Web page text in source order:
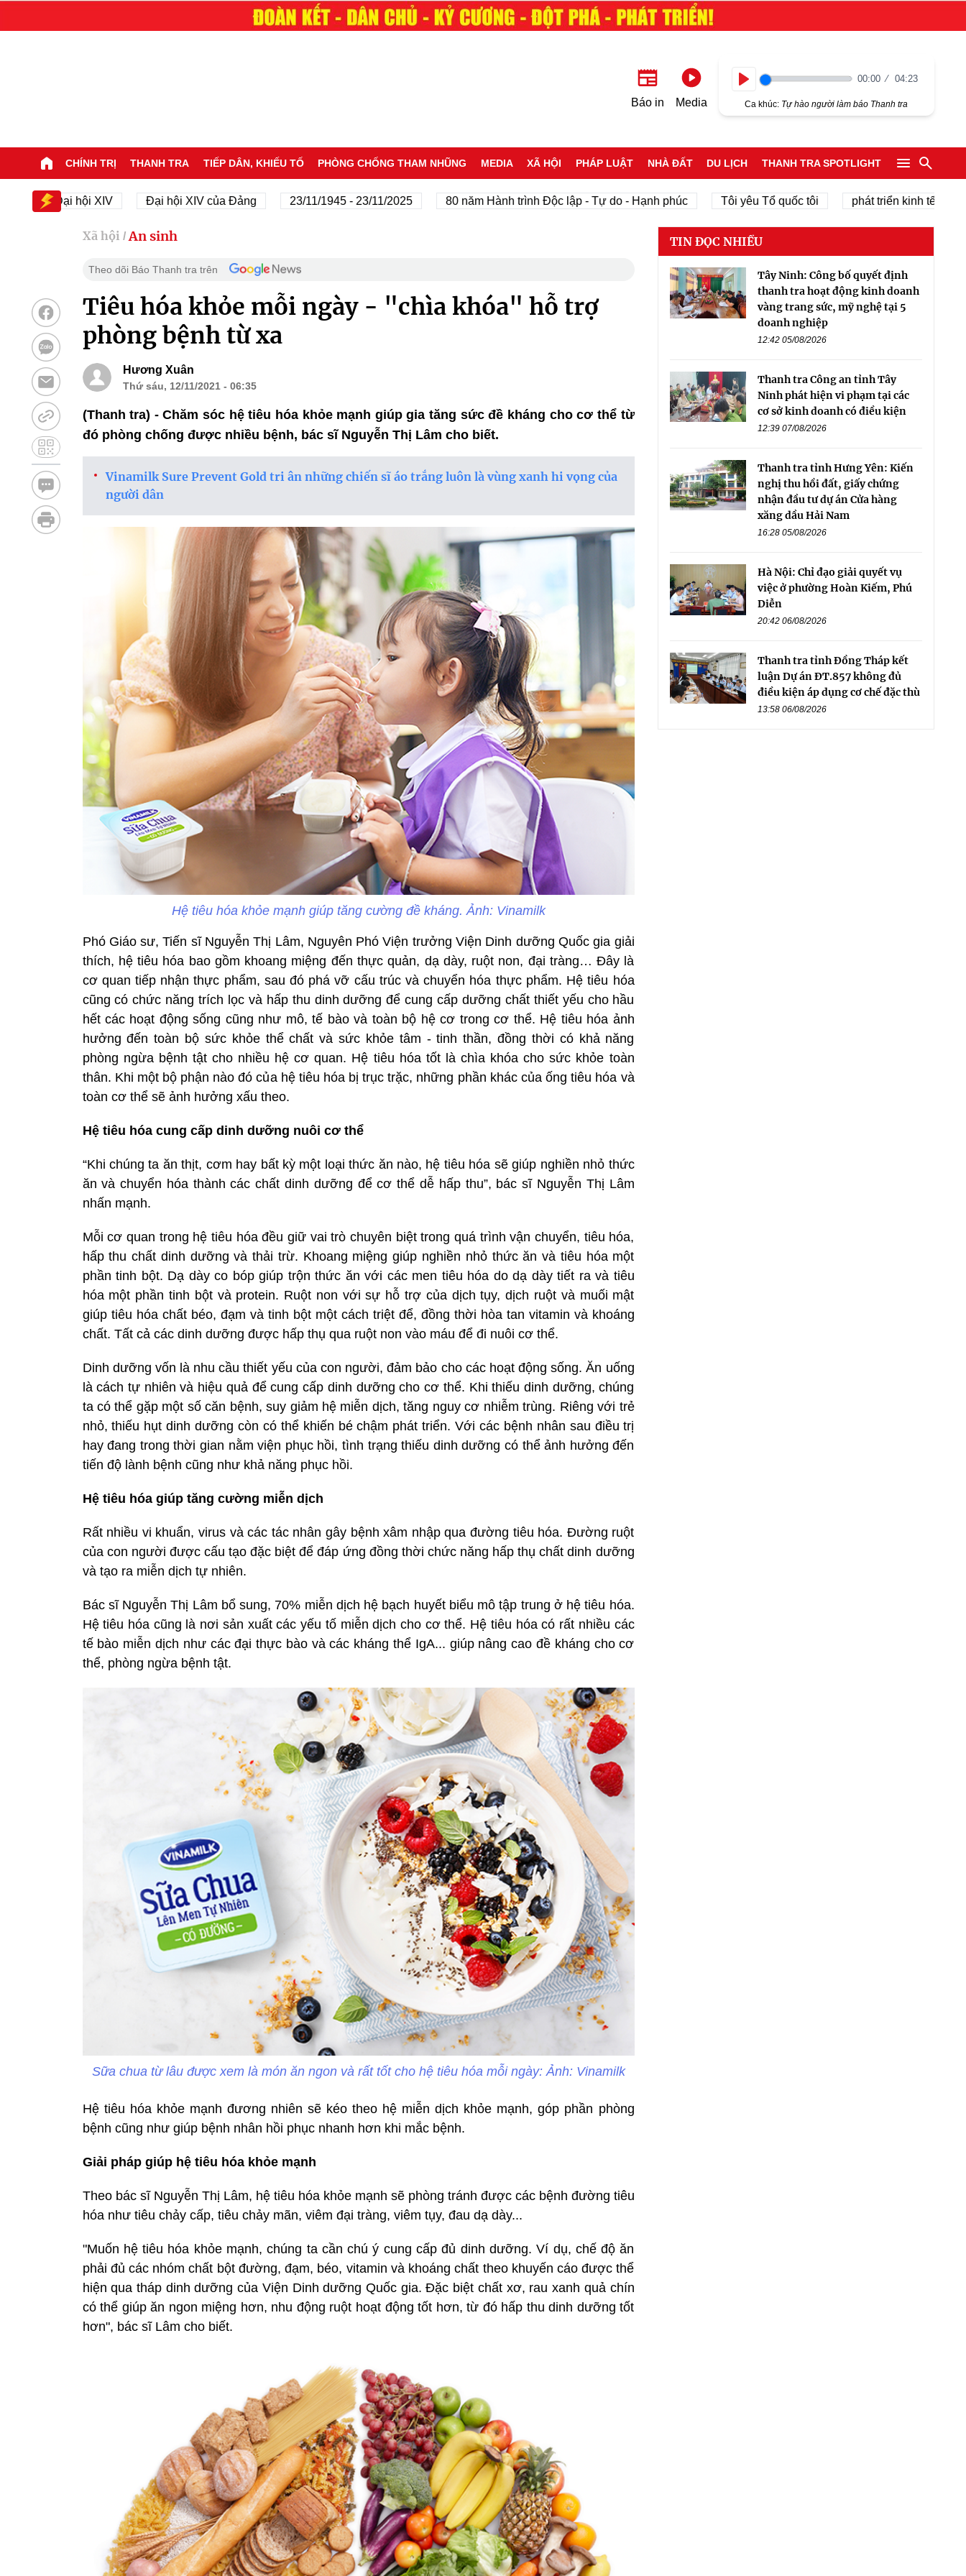
Báo in Media
00:00 04:23
Ca khúc: Tự hào người làm báo Thanh tra
CHÍNH TRỊ THANH TRA TIẾP DÂN, KHIẾU TỐ PHÒNG CHỐNG THAM NHŨNG MEDIA XÃ HỘI PHÁP LUẬT NHÀ ĐẤT DU LỊCH THANH TRA SPOTLIGHT
Đại hội XIV Đại hội XIV của Đảng 23/11/1945 - 23/11/2025 80 năm Hành trình Độc lập - Tự do - Hạnh phúc Tôi yêu Tổ quốc tôi phát triển kinh tế tư nhân
Xã hội / An sinh
Theo dõi Báo Thanh tra trên
Tiêu hóa khỏe mỗi ngày - "chìa khóa" hỗ trợ
phòng bệnh từ xa
Hương Xuân
Thứ sáu, 12/11/2021 - 06:35
(Thanh tra) - Chăm sóc hệ tiêu hóa khỏe mạnh giúp gia tăng sức đề kháng cho cơ thể từ
đó phòng chống được nhiều bệnh, bác sĩ Nguyễn Thị Lâm cho biết.
Vinamilk Sure Prevent Gold tri ân những chiến sĩ áo trắng luôn là vùng xanh hi vọng của
người dân
Hệ tiêu hóa khỏe mạnh giúp tăng cường đề kháng. Ảnh: Vinamilk
Phó Giáo sư, Tiến sĩ Nguyễn Thị Lâm, Nguyên Phó Viện trưởng Viện Dinh dưỡng Quốc gia giải
thích, hệ tiêu hóa bao gồm khoang miệng đến thực quản, dạ dày, ruột non, đại tràng… Đây là
cơ quan tiếp nhận thực phẩm, sau đó phá vỡ cấu trúc và chuyển hóa thực phẩm. Hệ tiêu hóa
cũng có chức năng trích lọc và hấp thu dinh dưỡng để cung cấp dưỡng chất thiết yếu cho hầu
hết các hoạt động sống cũng như mô, tế bào và toàn bộ hệ cơ trong cơ thể. Hệ tiêu hóa ảnh
hưởng đến toàn bộ sức khỏe thể chất và sức khỏe tâm - tinh thần, đồng thời có khả năng
phòng ngừa bệnh tật cho nhiều hệ cơ quan. Hệ tiêu hóa tốt là chìa khóa cho sức khỏe toàn
thân. Khi một bộ phận nào đó của hệ tiêu hóa bị trục trặc, những phần khác của ống tiêu hóa và
toàn cơ thể sẽ ảnh hưởng xấu theo.
Hệ tiêu hóa cung cấp dinh dưỡng nuôi cơ thể
“Khi chúng ta ăn thịt, cơm hay bất kỳ một loại thức ăn nào, hệ tiêu hóa sẽ giúp nghiền nhỏ thức
ăn và chuyển hóa thành các chất dinh dưỡng để cơ thể dễ hấp thu”, bác sĩ Nguyễn Thị Lâm
nhấn mạnh.
Mỗi cơ quan trong hệ tiêu hóa đều giữ vai trò chuyên biệt trong quá trình vận chuyển, tiêu hóa,
hấp thu chất dinh dưỡng và thải trừ. Khoang miệng giúp nghiền nhỏ thức ăn và tiêu hóa một
phần tinh bột. Dạ dày co bóp giúp trộn thức ăn với các men tiêu hóa do dạ dày tiết ra và tiêu
hóa một phần tinh bột và protein. Ruột non với sự hỗ trợ của dịch tụy, dịch ruột và muối mật
giúp tiêu hóa chất béo, đạm và tinh bột một cách triệt để, đồng thời hòa tan vitamin và khoáng
chất. Tất cả các dinh dưỡng được hấp thụ qua ruột non vào máu để đi nuôi cơ thể.
Dinh dưỡng vốn là nhu cầu thiết yếu của con người, đảm bảo cho các hoạt động sống. Ăn uống
là cách tự nhiên và hiệu quả để cung cấp dinh dưỡng cho cơ thể. Khi thiếu dinh dưỡng, chúng
ta có thể gặp một số căn bệnh, suy giảm hệ miễn dịch, tăng nguy cơ nhiễm trùng. Riêng với trẻ
nhỏ, thiếu hụt dinh dưỡng còn có thể khiến bé chậm phát triển. Với các bệnh nhân sau điều trị
hay đang trong thời gian nằm viện phục hồi, tình trạng thiếu dinh dưỡng có thể ảnh hưởng đến
tiến độ lành bệnh cũng như khả năng phục hồi.
Hệ tiêu hóa giúp tăng cường miễn dịch
Rất nhiều vi khuẩn, virus và các tác nhân gây bệnh xâm nhập qua đường tiêu hóa. Đường ruột
của con người được cấu tạo đặc biệt để đáp ứng đồng thời chức năng hấp thụ chất dinh dưỡng
và tạo ra miễn dịch tự nhiên.
Bác sĩ Nguyễn Thị Lâm bổ sung, 70% miễn dịch hệ bạch huyết biểu mô tập trung ở hệ tiêu hóa.
Hệ tiêu hóa cũng là nơi sản xuất các yếu tố miễn dịch cho cơ thể. Hệ tiêu hóa có rất nhiều các
tế bào miễn dịch như các đại thực bào và các kháng thể IgA... giúp nâng cao đề kháng cho cơ
thể, phòng ngừa bệnh tật.
Sữa chua từ lâu được xem là món ăn ngon và rất tốt cho hệ tiêu hóa mỗi ngày: Ảnh: Vinamilk
Hệ tiêu hóa khỏe mạnh đương nhiên sẽ kéo theo hệ miễn dịch khỏe mạnh, góp phần phòng
bệnh cũng như giúp bệnh nhân hồi phục nhanh hơn khi mắc bệnh.
Giải pháp giúp hệ tiêu hóa khỏe mạnh
Theo bác sĩ Nguyễn Thị Lâm, hệ tiêu hóa khỏe mạnh sẽ phòng tránh được các bệnh đường tiêu
hóa như tiêu chảy cấp, tiêu chảy mãn, viêm đại tràng, viêm tụy, đau dạ dày...
"Muốn hệ tiêu hóa khỏe mạnh, chúng ta cần chú ý cung cấp đủ dinh dưỡng. Ví dụ, chế độ ăn
phải đủ các nhóm chất bột đường, đạm, béo, vitamin và khoáng chất theo khuyến cáo được thể
hiện qua tháp dinh dưỡng của Viện Dinh dưỡng Quốc gia. Đặc biệt chất xơ, rau xanh quả chín
có thể giúp ăn ngon miệng hơn, nhu động ruột hoạt động tốt hơn, từ đó hấp thu dinh dưỡng tốt
hơn", bác sĩ Lâm cho biết.
TIN ĐỌC NHIỀU
Tây Ninh: Công bố quyết định
thanh tra hoạt động kinh doanh
vàng trang sức, mỹ nghệ tại 5
doanh nghiệp
12:42 05/08/2026
Thanh tra Công an tỉnh Tây
Ninh phát hiện vi phạm tại các
cơ sở kinh doanh có điều kiện
12:39 07/08/2026
Thanh tra tỉnh Hưng Yên: Kiến
nghị thu hồi đất, giấy chứng
nhận đầu tư dự án Cửa hàng
xăng dầu Hải Nam
16:28 05/08/2026
Hà Nội: Chỉ đạo giải quyết vụ
việc ở phường Hoàn Kiếm, Phú
Diễn
20:42 06/08/2026
Thanh tra tỉnh Đồng Tháp kết
luận Dự án ĐT.857 không đủ
điều kiện áp dụng cơ chế đặc thù
13:58 06/08/2026